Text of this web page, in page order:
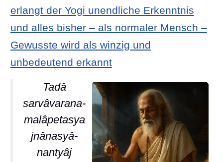
erlangt der Yogi unendliche Erkenntnis
und alles bisher – als normaler Mensch –
Gewusste wird als winzig und
unbedeutend erkannt
Tadâ
sarvâvarana-
malâpetasya
jnânasyâ-
nantyâj